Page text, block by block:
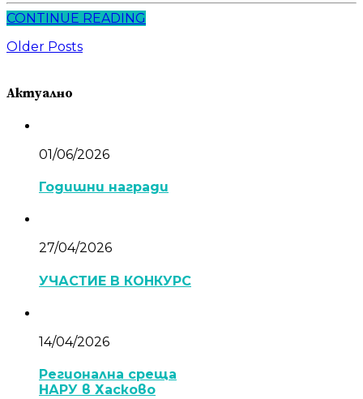
CONTINUE READING
Older Posts
Актуално
01/06/2026
Годишни награди
27/04/2026
УЧАСТИЕ В КОНКУРС
14/04/2026
Регионална среща
НАРУ в Хасково